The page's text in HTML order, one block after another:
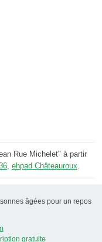
Rue Michelet" à partir
ehpad Châteauroux
âgées pour un repos
gratuite